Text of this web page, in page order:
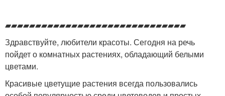
▰▰▰▰▰▰▰▰▰▰▰▰▰▰▰▰▰▰▰▰▰▰▰▰▰▰▰▰▰▰
Здравствуйте, любители красоты. Сегодня на речь
пойдет о комнатных растениях, обладающий белыми
цветами.
Красивые цветущие растения всегда пользовались